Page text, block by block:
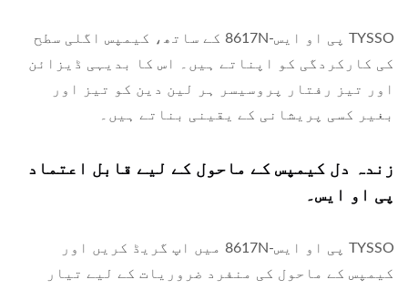
TYSSO پی او ایس-8617N کے ساتھ، کیمپس اگلی سطح
کی کارکردگی کو اپناتے ہیں۔ اس کا بدیہی ڈیزائن
اور تیز رفتار پروسیسر ہر لین دین کو تیز اور
بغیر کسی پریشانی کے یقینی بناتے ہیں۔
زندہ دل کیمپس کے ماحول کے لیے قابل اعتماد
پی او ایس۔
TYSSO پی او ایس-8617N میں اپ گریڈ کریں اور
کیمپس کے ماحول کی منفرد ضروریات کے لیے تیار